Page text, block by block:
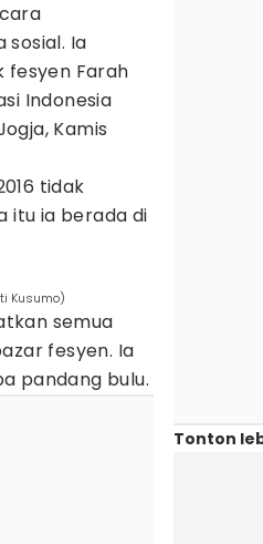
Ia
Farah
Indonesia
Kamis
tidak
itu ia berada di
Kusumo)
semua
fesyen. Ia
pandang bulu.
Tonton